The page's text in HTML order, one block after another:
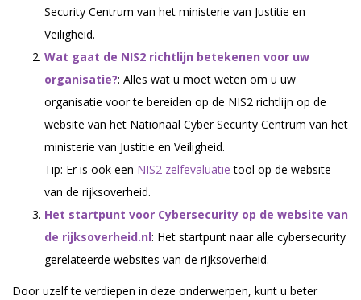
Security Centrum van het ministerie van Justitie en
Veiligheid.
Wat gaat de NIS2 richtlijn betekenen voor uw
organisatie?: Alles wat u moet weten om u uw
organisatie voor te bereiden op de NIS2 richtlijn op de
website van het Nationaal Cyber Security Centrum van het
ministerie van Justitie en Veiligheid.
Tip: Er is ook een NIS2 zelfevaluatie tool op de website
van de rijksoverheid.
Het startpunt voor Cybersecurity op de website van
de rijksoverheid.nl: Het startpunt naar alle cybersecurity
gerelateerde websites van de rijksoverheid.
Door uzelf te verdiepen in deze onderwerpen, kunt u beter